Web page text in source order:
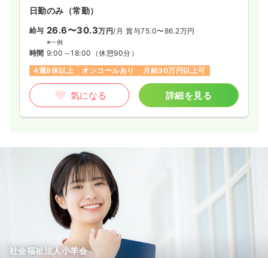
日勤のみ（パート）
給与 時給1,181〜1,487円
8:45～16:55
時給1,600円以上可
気になる 詳細を見る
日勤のみ（常勤）
給与 26.6〜30.3万円/月 賞与75.0〜86.2万円
※一例
時間 9:00～18:00 （休憩90分）
4週8休以上
オンコールあり 月給30万円以上可
気になる 詳細を見る
社会福祉法人小羊会